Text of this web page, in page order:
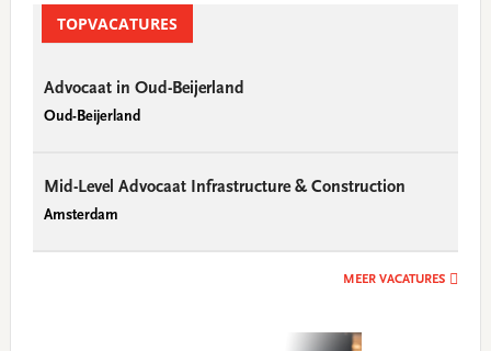
SidebarTOPVACATURES
Advocaat in Oud-Beijerland
Oud-Beijerland
Mid-Level Advocaat Infrastructure & Construction
Amsterdam
MEER VACATURES